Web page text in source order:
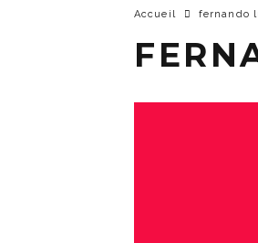
Accueil fernando